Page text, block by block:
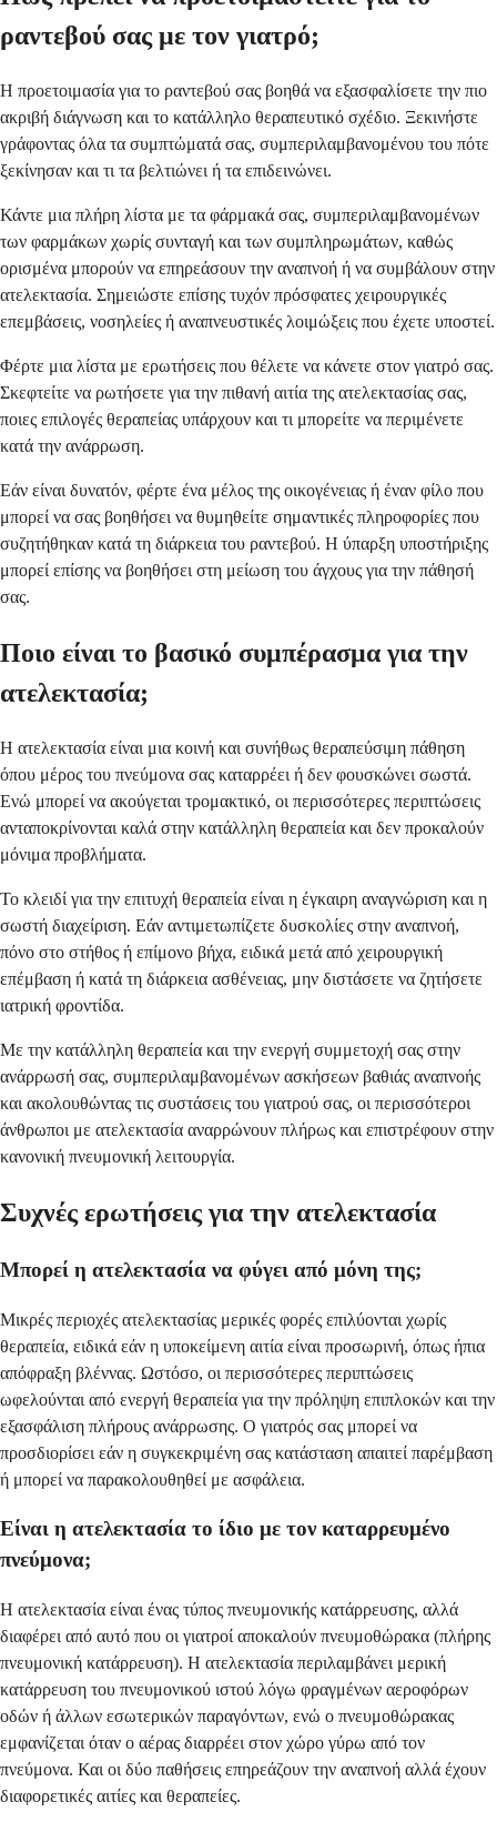
ραντεβού σας με τον γιατρό;
Η προετοιμασία για το ραντεβού σας βοηθά να εξασφαλίσετε την πιο
ακριβή διάγνωση και το κατάλληλο θεραπευτικό σχέδιο. Ξεκινήστε
γράφοντας όλα τα συμπτώματά σας, συμπεριλαμβανομένου του πότε
ξεκίνησαν και τι τα βελτιώνει ή τα επιδεινώνει.
Κάντε μια πλήρη λίστα με τα φάρμακά σας, συμπεριλαμβανομένων
των φαρμάκων χωρίς συνταγή και των συμπληρωμάτων, καθώς
ορισμένα μπορούν να επηρεάσουν την αναπνοή ή να συμβάλουν στην
ατελεκτασία. Σημειώστε επίσης τυχόν πρόσφατες χειρουργικές
επεμβάσεις, νοσηλείες ή αναπνευστικές λοιμώξεις που έχετε υποστεί.
Φέρτε μια λίστα με ερωτήσεις που θέλετε να κάνετε στον γιατρό σας.
Σκεφτείτε να ρωτήσετε για την πιθανή αιτία της ατελεκτασίας σας,
ποιες επιλογές θεραπείας υπάρχουν και τι μπορείτε να περιμένετε
κατά την ανάρρωση.
Εάν είναι δυνατόν, φέρτε ένα μέλος της οικογένειας ή έναν φίλο που
μπορεί να σας βοηθήσει να θυμηθείτε σημαντικές πληροφορίες που
συζητήθηκαν κατά τη διάρκεια του ραντεβού. Η ύπαρξη υποστήριξης
μπορεί επίσης να βοηθήσει στη μείωση του άγχους για την πάθησή
σας.
Ποιο είναι το βασικό συμπέρασμα για την
ατελεκτασία;
Η ατελεκτασία είναι μια κοινή και συνήθως θεραπεύσιμη πάθηση
όπου μέρος του πνεύμονα σας καταρρέει ή δεν φουσκώνει σωστά.
Ενώ μπορεί να ακούγεται τρομακτικό, οι περισσότερες περιπτώσεις
ανταποκρίνονται καλά στην κατάλληλη θεραπεία και δεν προκαλούν
μόνιμα προβλήματα.
Το κλειδί για την επιτυχή θεραπεία είναι η έγκαιρη αναγνώριση και η
σωστή διαχείριση. Εάν αντιμετωπίζετε δυσκολίες στην αναπνοή,
πόνο στο στήθος ή επίμονο βήχα, ειδικά μετά από χειρουργική
επέμβαση ή κατά τη διάρκεια ασθένειας, μην διστάσετε να ζητήσετε
ιατρική φροντίδα.
Με την κατάλληλη θεραπεία και την ενεργή συμμετοχή σας στην
ανάρρωσή σας, συμπεριλαμβανομένων ασκήσεων βαθιάς αναπνοής
και ακολουθώντας τις συστάσεις του γιατρού σας, οι περισσότεροι
άνθρωποι με ατελεκτασία αναρρώνουν πλήρως και επιστρέφουν στην
κανονική πνευμονική λειτουργία.
Συχνές ερωτήσεις για την ατελεκτασία
Μπορεί η ατελεκτασία να φύγει από μόνη της;
Μικρές περιοχές ατελεκτασίας μερικές φορές επιλύονται χωρίς
θεραπεία, ειδικά εάν η υποκείμενη αιτία είναι προσωρινή, όπως ήπια
απόφραξη βλέννας. Ωστόσο, οι περισσότερες περιπτώσεις
ωφελούνται από ενεργή θεραπεία για την πρόληψη επιπλοκών και την
εξασφάλιση πλήρους ανάρρωσης. Ο γιατρός σας μπορεί να
προσδιορίσει εάν η συγκεκριμένη σας κατάσταση απαιτεί παρέμβαση
ή μπορεί να παρακολουθηθεί με ασφάλεια.
Είναι η ατελεκτασία το ίδιο με τον καταρρευμένο
πνεύμονα;
Η ατελεκτασία είναι ένας τύπος πνευμονικής κατάρρευσης, αλλά
διαφέρει από αυτό που οι γιατροί αποκαλούν πνευμοθώρακα (πλήρης
πνευμονική κατάρρευση). Η ατελεκτασία περιλαμβάνει μερική
κατάρρευση του πνευμονικού ιστού λόγω φραγμένων αεροφόρων
οδών ή άλλων εσωτερικών παραγόντων, ενώ ο πνευμοθώρακας
εμφανίζεται όταν ο αέρας διαρρέει στον χώρο γύρω από τον
πνεύμονα. Και οι δύο παθήσεις επηρεάζουν την αναπνοή αλλά έχουν
διαφορετικές αιτίες και θεραπείες.